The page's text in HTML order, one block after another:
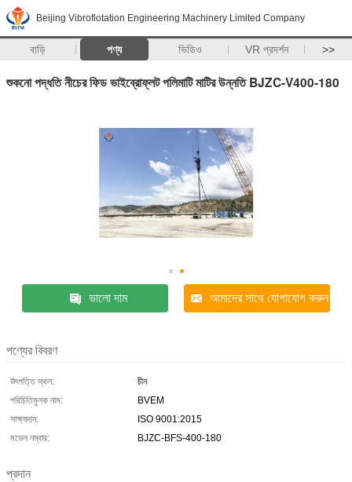
Beijing Vibroflotation Engineering Machinery Limited Company
বাড়ি পণ্য ভিডিও VR প্রদর্শন >>
শুকনো পদ্ধতি নীচের ফিড ভাইব্রোফ্লট পলিমাটি মাটির উন্নতি BJZC-V400-180
ভালো দাম আমাদের সাথে যোগাযোগ করুন
পণ্যের বিবরণ
উৎপত্তি স্থল:
চীন
পরিচিতিমুলক নাম:
BVEM
সাক্ষ্যদান:
ISO 9001:2015
মডেল নম্বার:
BJZC-BFS-400-180
প্রদান